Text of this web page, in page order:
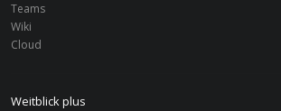
Teams
Wiki
Cloud
Weitblick plus